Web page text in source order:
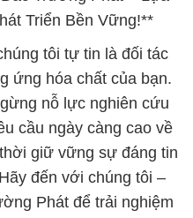
Triển Bền Vững!**
tôi tự tin là đối tác
ứng hóa chất của bạn.
nỗ lực nghiên cứu
cầu ngày càng cao về
giữ vững sự đáng tin
đến với chúng tôi –
Phát để trải nghiệm